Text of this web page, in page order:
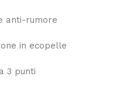
anti-rumore
in ecopelle
3 punti